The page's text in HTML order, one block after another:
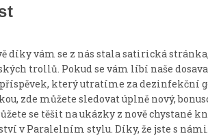
díky vám se z nás stala satirická
trollů. Pokud se vám líbí naše
který utratíme za dezinfekční
zde můžete sledovat úplně nový,
se těšit na ukázky z nově chystané
v Paralelním stylu. Díky, že jste s námi.